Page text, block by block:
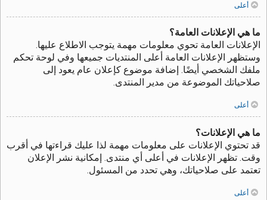
أعلى
ما هي الإعلانات العامة؟
الإعلانات العامة تحوي معلومات مهمة يتوجب الاطلاع عليها.
وستظهر الإعلانات العامة أعلى المنتديات جميعها وفي لوحة تحكم
ملفك الشخصي أيضًا. إضافة موضوع كإعلان عام يعود إلى
صلاحياتك الموضوعة من مدير المنتدى.
أعلى
ما هي الإعلانات؟
قد تحتوي الإعلانات على معلومات مهمة لذا عليك قراءتها في أقرب
وقت. تظهر الإعلانات في أعلى أي منتدى. إمكانية نشر الإعلان
تعتمد على صلاحياتك، وهي تحدد من المسئول.
أعلى